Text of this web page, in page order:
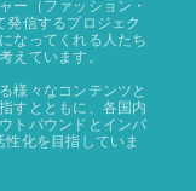
ー（ファッション・
発信するプロジェク
なってくれる人たち
えています。
様々なコンテンツと
すとともに、各国内
トバウンドとインバ
化を目指していま